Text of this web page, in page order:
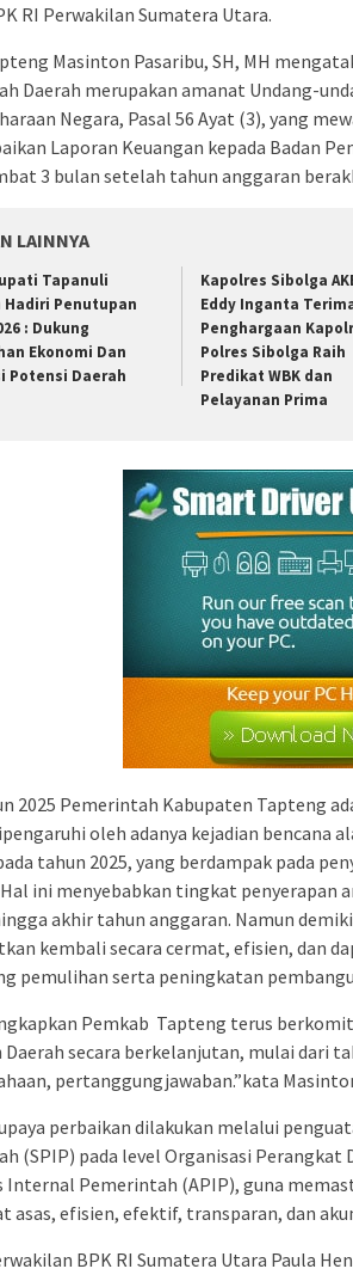
RI Perwakilan Sumatera Utara.
Masinton Pasaribu, SH, MH
Daerah merupakan amanat Undang-
Negara, Pasal 56 Ayat (3), yang
Laporan Keuangan kepada Badan
3 bulan setelah tahun anggaran
LAINNYA
Tapanuli
Hadiri Penutupan
: Dukung
Ekonomi Dan
Potensi Daerah
Kapolres Sibolga
Eddy Inganta
Penghargaan
Polres Sibolga Raih
Predikat WBK dan
Pelayanan Prima
2025 Pemerintah Kabupaten Tapteng
oleh adanya kejadian bencana
tahun 2025, yang berdampak pada
ini menyebabkan tingkat penyerapan
akhir tahun anggaran. Namun
kembali secara cermat, efisien, dan
pemulihan serta peningkatan
Pemkab Tapteng terus
Daerah secara berkelanjutan, mulai dari
pertanggungjawaban.”kata
perbaikan dilakukan melalui
(SPIP) pada level Organisasi
Internal Pemerintah (APIP), guna
asas, efisien, efektif, transparan, dan
BPK RI Sumatera Utara Paula